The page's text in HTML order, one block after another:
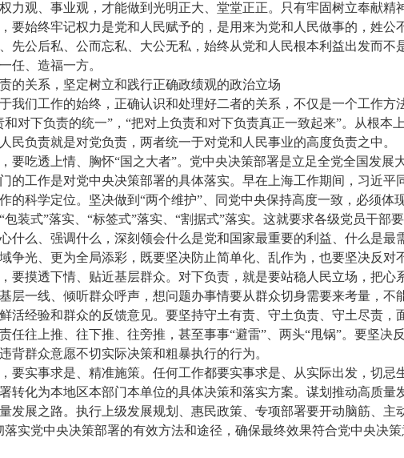
力观、事业观，才能做到光明正大、堂堂正正。只有牢固树立奉献精
要始终牢记权力是党和人民赋予的，是用来为党和人民做事的，姓
先公后私、公而忘私、大公无私，始终从党和人民根本利益出发而不
任、造福一方。
的关系，坚定树立和践行正确政绩观的政治立场
我们工作的始终，正确认识和处理好二者的关系，不仅是一个工作
对下负责的统一”，“把对上负责和对下负责真正一致起来”。从根本
民负责就是对党负责，两者统一于对党和人民事业的高度负责之中。
要吃透上情、胸怀“国之大者”。党中央决策部署是立足全党全国发展
的工作是对党中央决策部署的具体落实。早在上海工作期间，习近平
的科学定位。坚决做到“两个维护”、同党中央保持高度一致，必须
装式”落实、“标签式”落实、“割据式”落实。这就要求各级党员干部
什么、强调什么，深刻领会什么是党和国家最重要的利益、什么是最
争光、更为全局添彩，既要坚决防止简单化、乱作为，也要坚决反对
要摸透下情、贴近基层群众。对下负责，就是要站稳人民立场，把
层一线、倾听群众呼声，想问题办事情要从群众切身需要来考量，
活经验和群众的反馈意见。要坚持守土有责、守土负责、守土尽责，
任往上推、往下推、往旁推，甚至事事“避雷”、两头“甩锅”。要坚决
背群众意愿不切实际决策和粗暴执行的行为。
要实事求是、精准施策。任何工作都要实事求是、从实际出发，切
转化为本地区本部门本单位的具体决策和落实方案。谋划推动高质
发展之路。执行上级发展规划、惠民政策、专项部署要开动脑筋、主
实党中央决策部署的有效方法和途径，确保最终效果符合党中央决